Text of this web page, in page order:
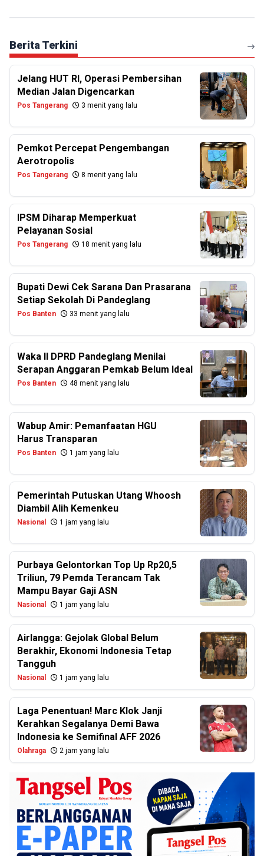
Berita Terkini
Jelang HUT RI, Operasi Pembersihan
Median Jalan Digencarkan
Pos Tangerang 3 menit yang lalu
Pemkot Percepat Pengembangan
Aerotropolis
Pos Tangerang 8 menit yang lalu
IPSM Diharap Memperkuat
Pelayanan Sosial
Pos Tangerang 18 menit yang lalu
Bupati Dewi Cek Sarana Dan Prasarana
Setiap Sekolah Di Pandeglang
Pos Banten 33 menit yang lalu
Waka II DPRD Pandeglang Menilai
Serapan Anggaran Pemkab Belum Ideal
Pos Banten 48 menit yang lalu
Wabup Amir: Pemanfaatan HGU
Harus Transparan
Pos Banten 1 jam yang lalu
Pemerintah Putuskan Utang Whoosh
Diambil Alih Kemenkeu
Nasional 1 jam yang lalu
Purbaya Gelontorkan Top Up Rp20,5
Triliun, 79 Pemda Terancam Tak
Mampu Bayar Gaji ASN
Nasional 1 jam yang lalu
Airlangga: Gejolak Global Belum
Berakhir, Ekonomi Indonesia Tetap
Tangguh
Nasional 1 jam yang lalu
Laga Penentuan! Marc Klok Janji
Kerahkan Segalanya Demi Bawa
Indonesia ke Semifinal AFF 2026
Olahraga 2 jam yang lalu